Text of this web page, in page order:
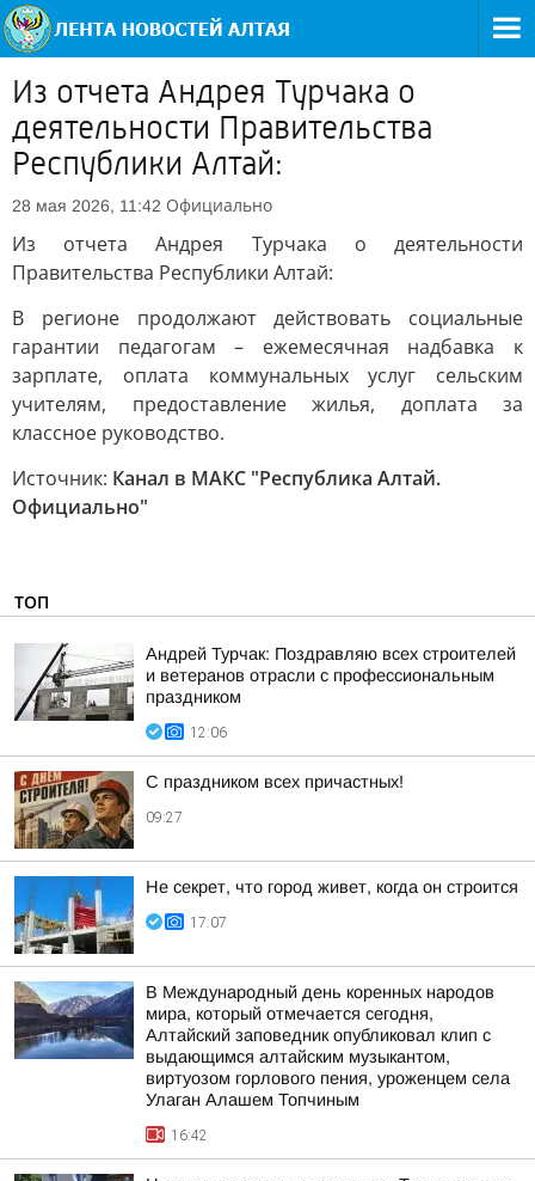
Из отчета Андрея Турчака о
деятельности Правительства
Республики Алтай:
28 мая 2026, 11:42 Официально
Из отчета Андрея Турчака о деятельности
Правительства Республики Алтай:
В регионе продолжают действовать социальные
гарантии педагогам – ежемесячная надбавка к
зарплате, оплата коммунальных услуг сельским
учителям, предоставление жилья, доплата за
классное руководство.
Источник: Канал в МАКС "Республика Алтай.
Официально"
ТОП
Андрей Турчак: Поздравляю всех строителей
и ветеранов отрасли с профессиональным
праздником
12:06
С праздником всех причастных!
09:27
Не секрет, что город живет, когда он строится
17:07
В Международный день коренных народов
мира, который отмечается сегодня,
Алтайский заповедник опубликовал клип с
выдающимся алтайским музыкантом,
виртуозом горлового пения, уроженцем села
Улаган Алашем Топчиным
16:42